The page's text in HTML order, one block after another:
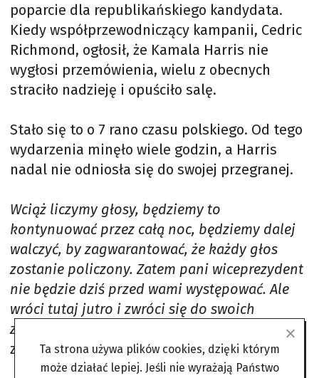
poparcie dla republikańskiego kandydata.
Kiedy współprzewodniczący kampanii, Cedric
Richmond, ogłosił, że Kamala Harris nie
wygłosi przemówienia, wielu z obecnych
straciło nadzieję i opuściło salę.
Stało się to o 7 rano czasu polskiego. Od tego
wydarzenia minęło wiele godzin, a Harris
nadal nie odniosła się do swojej przegranej.
Wciąż liczymy głosy, będziemy to
kontynuować przez całą noc, będziemy dalej
walczyć, by zagwarantować, że każdy głos
zostanie policzony. Zatem pani wiceprezydent
nie będzie dziś przed wami występować. Ale
wróci tutaj jutro i zwróci się do swoich
zwolenników i całego kraju
– poinformował
zebranych przedstawiciel sztabu.
Ta strona używa plików cookies, dzięki którym
może działać lepiej. Jeśli nie wyrażają Państwo